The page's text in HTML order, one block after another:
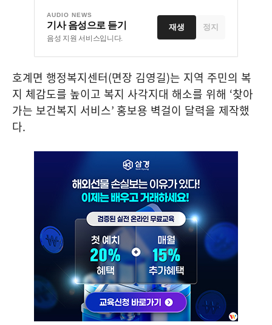
AUDIO NEWS
기사 음성으로 듣기
음성 지원 서비스입니다.
재생 정지
호계면 행정복지센터(면장 김영길)는 지역 주민의 복
지 체감도를 높이고 복지 사각지대 해소를 위해 ‘찾아
가는 보건복지 서비스’ 홍보용 벽걸이 달력을 제작했
다.